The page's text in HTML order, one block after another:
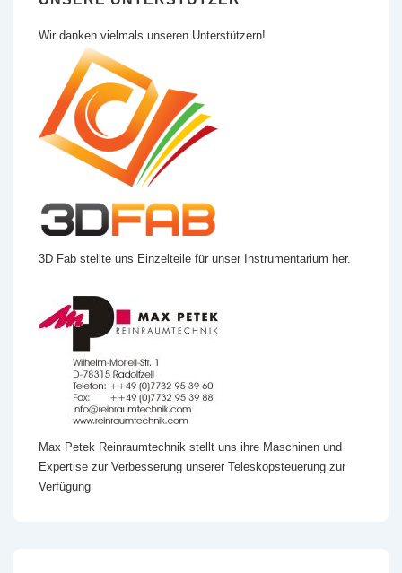
Wir danken vielmals unseren Unterstützern!
3D Fab stellte uns Einzelteile für unser Instrumentarium her.
Max Petek Reinraumtechnik stellt uns ihre Maschinen und
Expertise zur Verbesserung unserer Teleskopsteuerung zur
Verfügung